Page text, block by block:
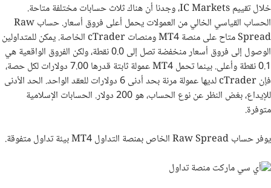
خلال تقييمIC Markets، وجدنا أن هناك ثلاث حسابات مختلفة متاحة.
الحساب القياسي الخالي من العمولات يحمل أعلى فروق أسعار. حسابRaw
Spreadمتاح على منصةMT4ومنصاتcTrader الخاصة. يمكن للمتداولين
الوصول إلى فروق أسعار منخفضة تصل إلى 0.0 نقطة، ولكن الفروق الواقعية هي
0.1 نقطة وأعلى. بينما تحمل
MT4
عمولة ثابتة قدرها 7.00 دولارات لكل حصة،
فإنcTrader
لديها عمولة مرنة بحد أدنى 6 دولارات للعقد الواحد. الحد الأدنى
للإيداع، بغض النظر عن نوع الحساب، هو 200 دولار. الحسابات الإسلامية
متوفرة.
يوفر حسابRaw Spreadالخاص بمنصة التداولMT4بيئة تداول متفوقة.